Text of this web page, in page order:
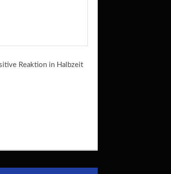
Reaktion in Halbzeit